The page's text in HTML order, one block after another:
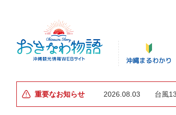
重要なお知らせ 2026.08.03 台風